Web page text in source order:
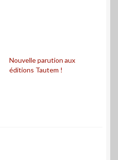
Nouvelle parution aux
éditions Tautem !